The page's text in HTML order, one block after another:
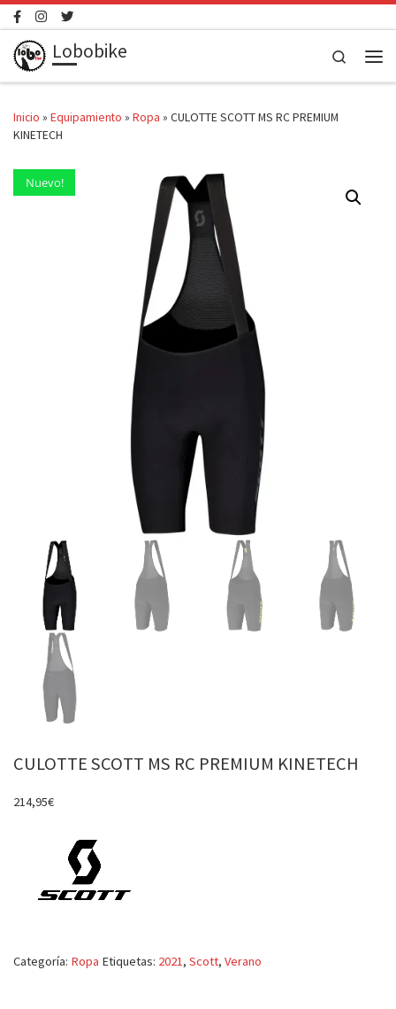
Saltar al contenido
Lobobike
Search
Inicio » Equipamiento » Ropa » CULOTTE SCOTT MS RC PREMIUM
KINETECH
Nuevo!
CULOTTE SCOTT MS RC PREMIUM KINETECH
214,95€
Categoría: Ropa Etiquetas: 2021, Scott, Verano